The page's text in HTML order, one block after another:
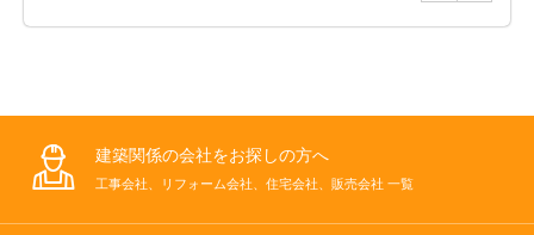
建築関係の会社をお探しの方へ
工事会社、リフォーム会社、住宅会社、販売会社 一覧